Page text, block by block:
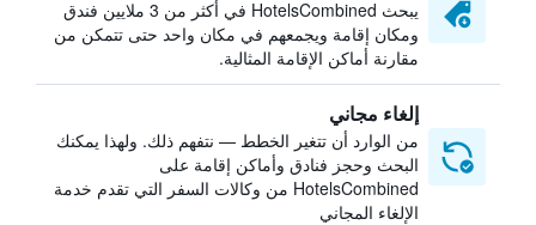
يبحث HotelsCombined في أكثر من 3 ملايين فندق
ومكان إقامة ويجمعهم في مكان واحد حتى تتمكن من
مقارنة أماكن الإقامة المثالية.
إلغاء مجاني
من الوارد أن تتغير الخطط — نتفهم ذلك. ولهذا يمكنك
البحث وحجز فنادق وأماكن إقامة على
HotelsCombined من وكالات السفر التي تقدم خدمة
الإلغاء المجاني